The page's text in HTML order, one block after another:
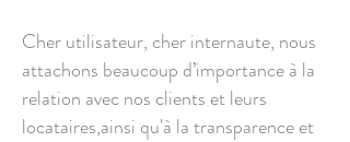
Cher utilisateur, cher internaute, nous
attachons beaucoup d’importance à la
relation avec nos clients et leurs
locataires,ainsi qu'à la transparence et